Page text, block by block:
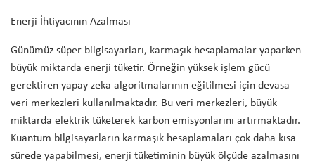
Enerji İhtiyacının Azalması
Günümüz süper bilgisayarları, karmaşık hesaplamalar yaparken
büyük miktarda enerji tüketir. Örneğin yüksek işlem gücü
gerektiren yapay zeka algoritmalarının eğitilmesi için devasa
veri merkezleri kullanılmaktadır. Bu veri merkezleri, büyük
miktarda elektrik tüketerek karbon emisyonlarını artırmaktadır.
Kuantum bilgisayarların karmaşık hesaplamaları çok daha kısa
sürede yapabilmesi, enerji tüketiminin büyük ölçüde azalmasını